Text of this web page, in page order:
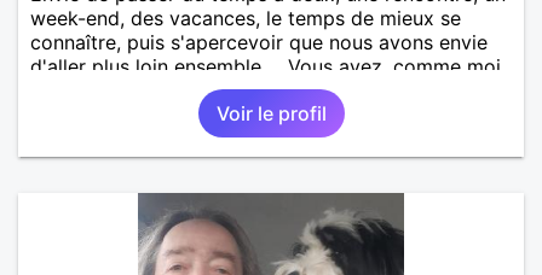
week-end, des vacances, le temps de mieux se
connaître, puis s'apercevoir que nous avons envie
d'aller plus loin ensemble ... Vous avez, comme moi,
des valeurs morales comme respect, sincérité,
fidélité et humour, que vous êtes dans la simplicité,
un brin de culture, de la joie de vivre,...
Voir le profil